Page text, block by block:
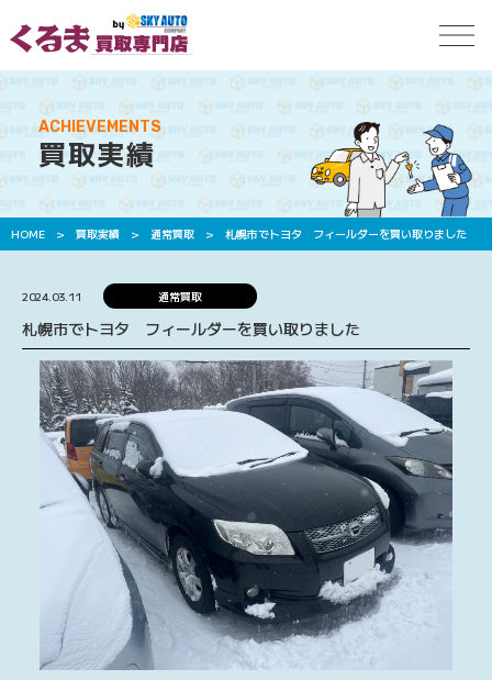
ACHIEVEMENTS
買取実績
HOME > 買取実績 > 通常買取 > 札幌市でトヨタ フィールダーを買い取りました
2024.03.11 通常買取
札幌市でトヨタ フィールダーを買い取りました